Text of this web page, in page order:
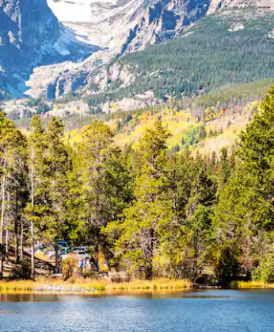
pijltjestoetsen omhoog en omlaag, óf door te